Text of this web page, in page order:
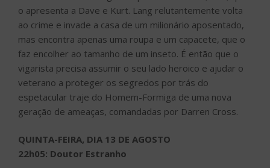
o apresenta a Dave e Kurt. Lang relutantemente volta
ao crime e invade a casa de um milionário aposentado,
mas encontra apenas uma roupa e um capacete, que o
faz encolher ao tamanho de um inseto. É então que o
vigarista precisa assumir o seu lado heroico e ajudar o
veterano a proteger os segredos por trás do
espetacular traje do Homem-Formiga de uma nova
geração de ameaças, comandadas por Darren Cross.
QUINTA-FEIRA, DIA 13 DE AGOSTO
22h05: Doutor Estranho